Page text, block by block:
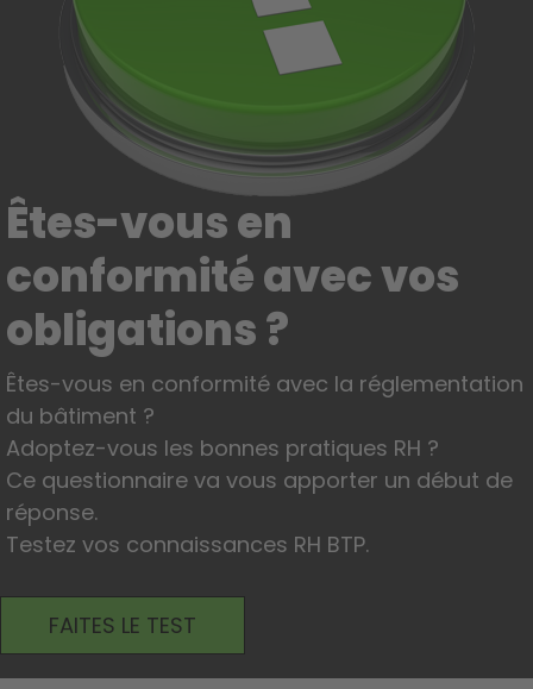
Êtes-vous en
conformité avec vos
obligations ?
Êtes-vous en conformité avec la réglementation
du bâtiment ?
Adoptez-vous les bonnes pratiques RH ?
Ce questionnaire va vous apporter un début de
réponse.
Testez vos connaissances RH BTP.
FAITES LE TEST